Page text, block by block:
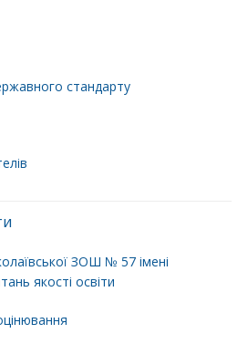
стандарту
ЗОШ № 57 імені
якості освіти